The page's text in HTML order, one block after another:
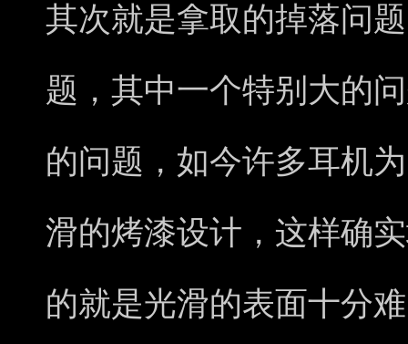
其次就是拿取的掉落问
题，其中一个特别大的
的问题，如今许多耳机
滑的烤漆设计，这样确
的就是光滑的表面十分